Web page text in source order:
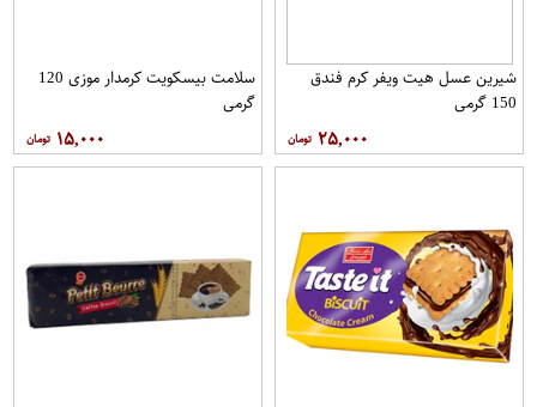
شیرین عسل هیت ویفر کرم فندق
150 گرمی
۲۵,۰۰۰
سلامت بیسکویت کرمدار موزی 120
گرمی
۱۵,۰۰۰